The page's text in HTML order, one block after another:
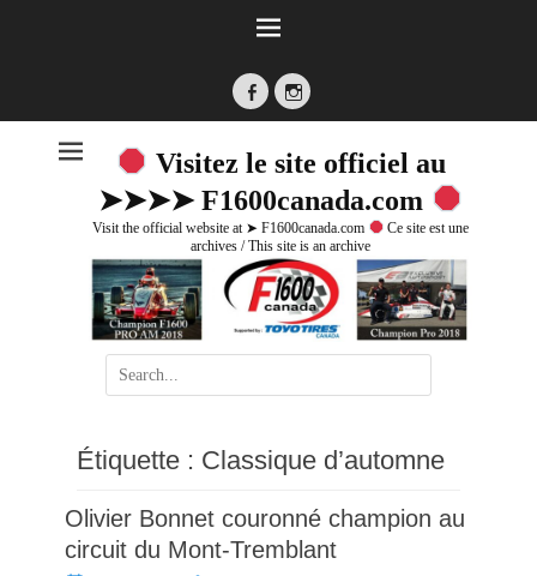
FacebookInstagram
Visitez le site officiel au
➤➤➤➤ F1600canada.com
Visit the official website at ➤ F1600canada.com
Ce site est une
archives / This site is an archive
Search
for:
Étiquette : Classique d’automne
Olivier Bonnet couronné champion au
circuit du Mont-Tremblant